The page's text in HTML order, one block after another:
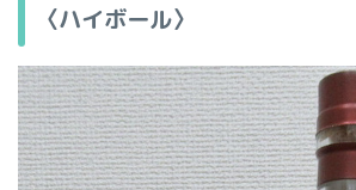
〈ハイボール〉